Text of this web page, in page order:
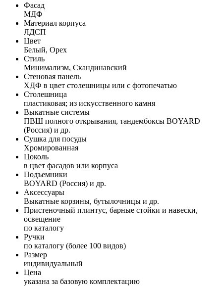
Фасад
МДФ
Материал корпуса
ЛДСП
Цвет
Белый, Орех
Стиль
Минимализм, Скандинавский
Стеновая панель
ХДФ в цвет столешницы или с фотопечатью
Столешница
пластиковая; из искусственного камня
Выкатные системы
ПВШ полного открывания, тандембоксы BOYARD
(Россия) и др.
Сушка для посуды
Хромированная
Цоколь
в цвет фасадов или корпуса
Подъемники
BOYARD (Россия) и др.
Аксессуары
Выкатные корзины, бутылочницы и др.
Пристеночный плинтус, барные стойки и навески,
освещение
по каталогу
Ручки
по каталогу (более 100 видов)
Размер
индивидуальный
Цена
указана за базовую комплектацию